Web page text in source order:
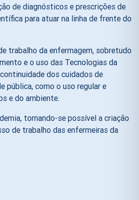
de diagnósticos e prescrições de
para atuar na linha de frente do
trabalho da enfermagem, sobretudo
e o uso das Tecnologias da
dos cuidados de
pública, como o uso regular e
e do ambiente.
tornando-se possível a criação
de trabalho das enfermeiras da